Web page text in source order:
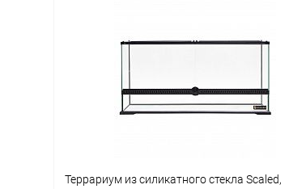
Террариум из силикатного стекла Scaled,